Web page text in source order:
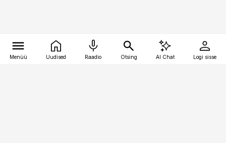
Menüü Uudised Raadio Otsing AI Chat Logi sisse